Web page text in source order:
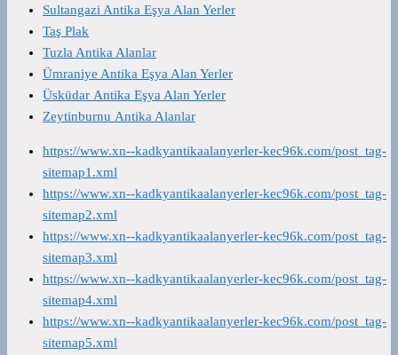
Sultangazi Antika Eşya Alan Yerler
Taş Plak
Tuzla Antika Alanlar
Ümraniye Antika Eşya Alan Yerler
Üsküdar Antika Eşya Alan Yerler
Zeytinburnu Antika Alanlar
https://www.xn--kadkyantikaalanyerler-kec96k.com/post_tag-
sitemap1.xml
https://www.xn--kadkyantikaalanyerler-kec96k.com/post_tag-
sitemap2.xml
https://www.xn--kadkyantikaalanyerler-kec96k.com/post_tag-
sitemap3.xml
https://www.xn--kadkyantikaalanyerler-kec96k.com/post_tag-
sitemap4.xml
https://www.xn--kadkyantikaalanyerler-kec96k.com/post_tag-
sitemap5.xml